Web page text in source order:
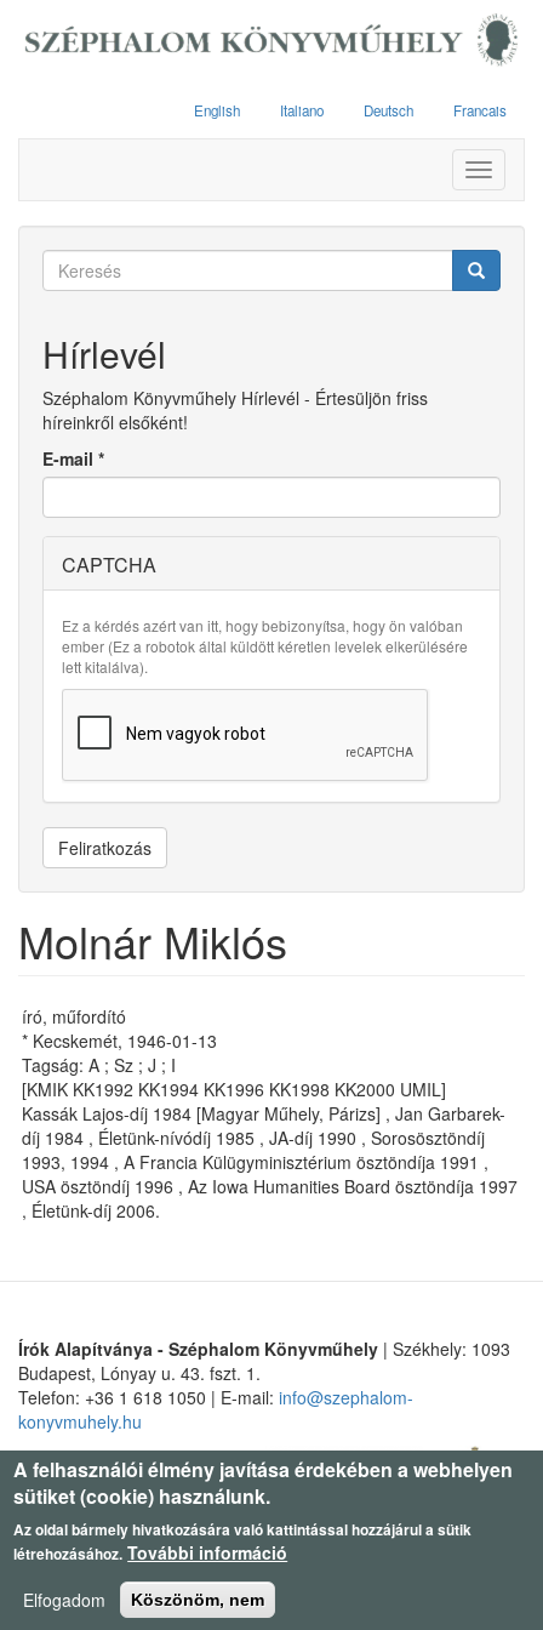
English Italiano Deutsch Francais
Toggle
Keresés
Hírlevél
Széphalom Könyvműhely Hírlevél - Értesüljön friss
híreinkről elsőként!
E-mail *
CAPTCHA
Ez a kérdés azért van itt, hogy bebizonyítsa, hogy ön valóban
ember (Ez a robotok által küldött kéretlen levelek elkerülésére
lett kitalálva).
Feliratkozás
Molnár Miklós
író, műfordító
* Kecskemét, 1946-01-13
Tagság: A ; Sz ; J ; I
[KMIK KK1992 KK1994 KK1996 KK1998 KK2000 UMIL]
Kassák Lajos-díj 1984 [Magyar Műhely, Párizs] , Jan Garbarek-
díj 1984 , Életünk-nívódíj 1985 , JA-díj 1990 , Sorosösztöndíj
1993, 1994 , A Francia Külügyminisztérium ösztöndíja 1991 ,
USA ösztöndíj 1996 , Az Iowa Humanities Board ösztöndíja 1997
, Életünk-díj 2006.
Írók Alapítványa - Széphalom Könyvműhely | Székhely: 1093
Budapest, Lónyay u. 43. fszt. 1.
Telefon: +36 1 618 1050 | E-mail: info@szephalom-
konyvmuhely.hu
A felhasználói élmény javítása érdekében a webhelyen
sütiket (cookie) használunk.
Az oldal bármely hivatkozására való kattintással hozzájárul a sütik
létrehozásához. További információ
Elfogadom
Köszönöm, nem